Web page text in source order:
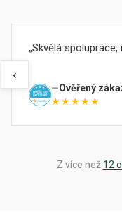
‹
Skvělá
Ověřený
★★★★★
Z více než 12